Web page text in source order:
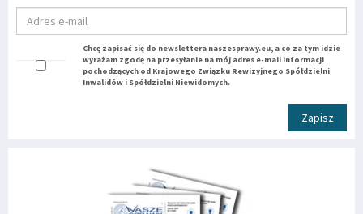
Chcę zapisać się do newslettera naszesprawy.eu, a co za tym idzie
wyrażam zgodę na przesyłanie na mój adres e-mail informacji
pochodzących od Krajowego Związku Rewizyjnego Spółdzielni
Inwalidów i Spółdzielni Niewidomych.
Zapisz